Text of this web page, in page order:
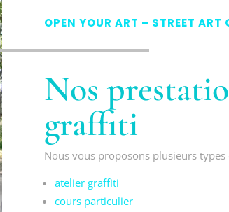
OPEN YOUR ART – STREET ART
Nos
graffiti
Nous vous proposons plusieurs
atelier graffiti
cours particulier